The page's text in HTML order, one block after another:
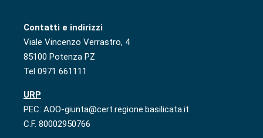
Contatti e indirizzi
Viale Vincenzo Verrastro, 4
85100 Potenza PZ
Tel 0971 661111
URP
PEC: AOO-giunta@cert.regione.basilicata.it
C.F. 80002950766